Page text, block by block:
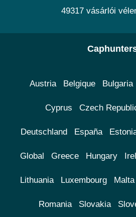
49317 vásárlói
Austria Belgique Bulgaria
Cyprus Czech
Deutschland España
Global Greece Hungary
Lithuania Luxembourg Malta
Romania Slovakia